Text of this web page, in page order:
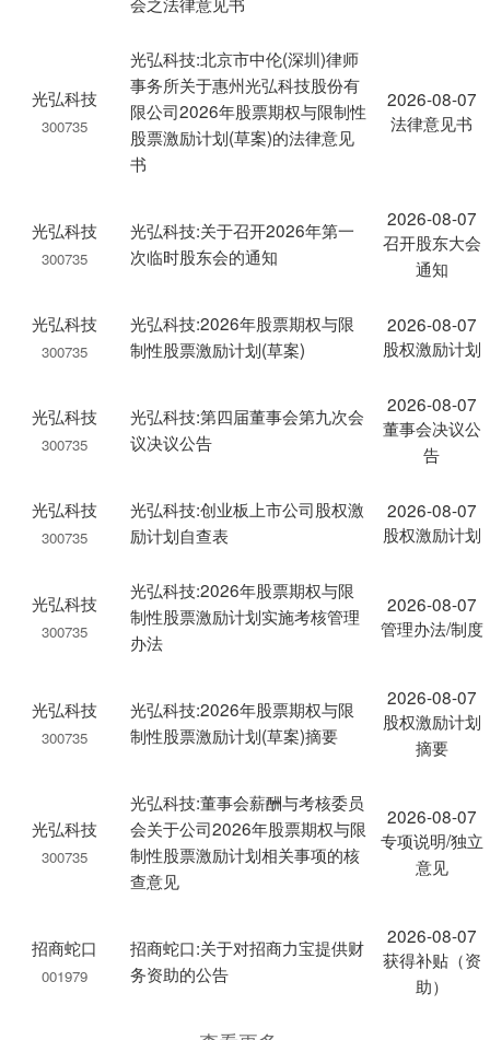
光弘科技
300735
光弘科技:北京市中伦(深圳)律师
事务所关于惠州光弘科技股份有
限公司2026年股票期权与限制性
股票激励计划(草案)的法律意见
书
2026-08-07
法律意见书
光弘科技
300735
光弘科技:关于召开2026年第一
次临时股东会的通知
2026-08-07
召开股东大会
通知
光弘科技
300735
光弘科技:2026年股票期权与限
制性股票激励计划(草案)
2026-08-07
股权激励计划
光弘科技
300735
光弘科技:第四届董事会第九次会
议决议公告
2026-08-07
董事会决议公
告
光弘科技
300735
光弘科技:创业板上市公司股权激
励计划自查表
2026-08-07
股权激励计划
光弘科技
300735
光弘科技:2026年股票期权与限
制性股票激励计划实施考核管理
办法
2026-08-07
管理办法/制度
光弘科技
300735
光弘科技:2026年股票期权与限
制性股票激励计划(草案)摘要
2026-08-07
股权激励计划
摘要
光弘科技
300735
光弘科技:董事会薪酬与考核委员
会关于公司2026年股票期权与限
制性股票激励计划相关事项的核
查意见
2026-08-07
专项说明/独立
意见
招商蛇口
001979
招商蛇口:关于对招商力宝提供财
务资助的公告
2026-08-07
获得补贴（资
助）